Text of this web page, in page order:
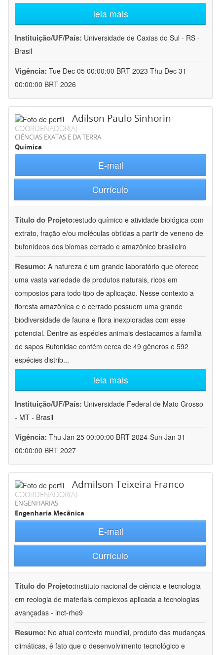
leia mais
Instituição/UF/País: Universidade de Caxias do Sul - RS -
Brasil
Vigência: Tue Dec 05 00:00:00 BRT 2023-Thu Dec 31
00:00:00 BRT 2026
Adilson Paulo Sinhorin
COORDENADOR(A)
CIÊNCIAS EXATAS E DA TERRA
Química
E-mail
Currículo
Título do Projeto:estudo químico e atividade biológica com
extrato, fração e/ou moléculas obtidas a partir de veneno de
bufonídeos dos biomas cerrado e amazônico brasileiro
Resumo: A natureza é um grande laboratório que oferece
uma vasta variedade de produtos naturais, ricos em
compostos para todo tipo de aplicação. Nesse contexto a
floresta amazônica e o cerrado possuem uma grande
biodiversidade de fauna e flora inexploradas com esse
potencial. Dentre as espécies animais destacamos a família
de sapos Bufonidae contém cerca de 49 gêneros e 592
espécies distrib...
leia mais
Instituição/UF/País: Universidade Federal de Mato Grosso
- MT - Brasil
Vigência: Thu Jan 25 00:00:00 BRT 2024-Sun Jan 31
00:00:00 BRT 2027
Admilson Teixeira Franco
COORDENADOR(A)
ENGENHARIAS
Engenharia Mecânica
E-mail
Currículo
Título do Projeto:instituto nacional de ciência e tecnologia
em reologia de materiais complexos aplicada a tecnologias
avançadas - inct-rhe9
Resumo: No atual contexto mundial, produto das mudanças
climáticas, é fato que o desenvolvimento tecnológico e